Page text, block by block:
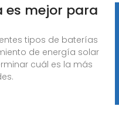
es mejor para
tipos de baterías
de energía solar
cuál es la más